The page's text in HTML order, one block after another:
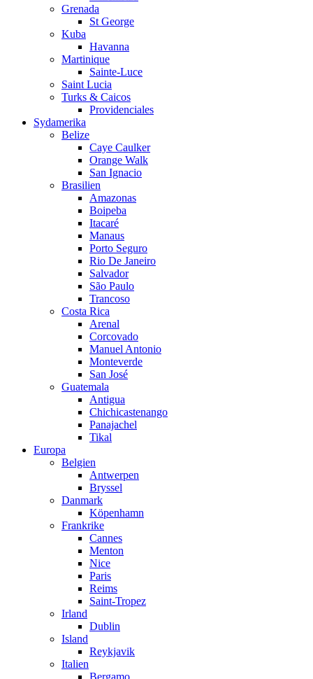
Grenada
St George
Kuba
Havanna
Martinique
Sainte-Luce
Saint Lucia
Turks & Caicos
Providenciales
Sydamerika
Belize
Caye Caulker
Orange Walk
San Ignacio
Brasilien
Amazonas
Boipeba
Itacaré
Manaus
Porto Seguro
Rio De Janeiro
Salvador
São Paulo
Trancoso
Costa Rica
Arenal
Corcovado
Manuel Antonio
Monteverde
San José
Guatemala
Antigua
Chichicastenango
Panajachel
Tikal
Europa
Belgien
Antwerpen
Bryssel
Danmark
Köpenhamn
Frankrike
Cannes
Menton
Nice
Paris
Reims
Saint-Tropez
Irland
Dublin
Island
Reykjavik
Italien
Bergamo